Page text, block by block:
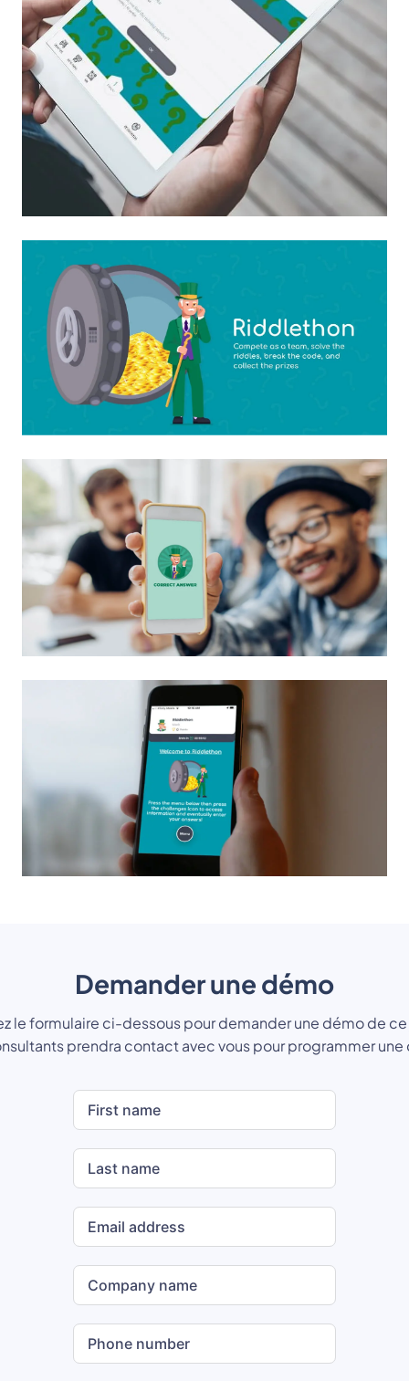
Demander une démo
le formulaire ci-dessous pour demander une démo de ce
prendra contact avec vous pour programmer